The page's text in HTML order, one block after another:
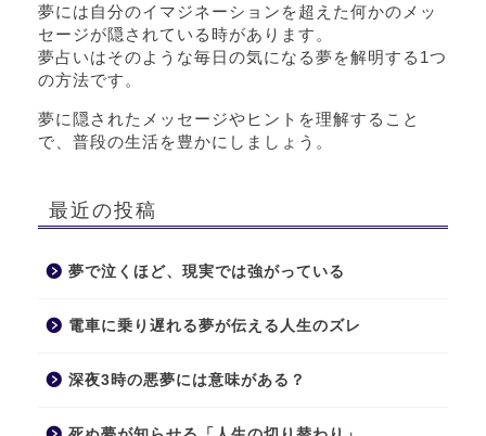
夢には自分のイマジネーションを超えた何かのメッ
セージが隠されている時があります。
夢占いはそのような毎日の気になる夢を解明する1つ
の方法です。
夢に隠されたメッセージやヒントを理解すること
で、普段の生活を豊かにしましょう。
最近の投稿
夢で泣くほど、現実では強がっている
電車に乗り遅れる夢が伝える人生のズレ
深夜3時の悪夢には意味がある？